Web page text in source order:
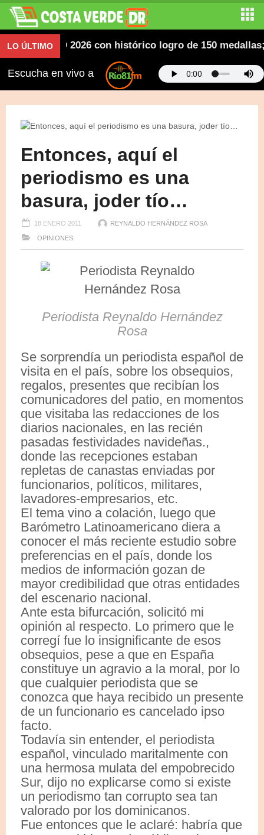
LO ÚLTIMOSD 2026 con histórico logro de 150 medallas;
Escucha en vivo a
Entonces, aquí el
periodismo es una
basura, joder tío…
18 ENERO 2011 REYNALDO HERNÁNDEZ ROSA
OPINIONES
Periodista Reynaldo Hernández
Rosa
Se sorprendía un periodista español de
visita en el país, sobre los obsequios,
regalos, presentes que recibían los
comunicadores del patio, en momentos
que visitaba las redacciones de los
diarios nacionales, en las recién
pasadas festividades navideñas.,
donde las recepciones estaban
repletas de canastas enviadas por
funcionarios, políticos, militares,
lavadores-empresarios, etc.
El tema vino a colación, luego que
Barómetro Latinoamericano diera a
conocer el más reciente estudio sobre
preferencias en el país, donde los
medios de información gozan de
mayor credibilidad que otras entidades
del escenario nacional.
Ante esta bifurcación, solicitó mi
opinión al respecto. Lo primero que le
corregí fue lo insignificante de esos
obsequios, pese a que en España
constituye un agravio a la moral, por lo
que cualquier periodista que se
conozca que haya recibido un presente
de un funcionario es cancelado ipso
facto.
Todavía sin entender, el periodista
español, vinculado maritalmente con
una hermosa mulata del empobrecido
Sur, dijo no explicarse como si existe
un periodismo tan corrupto sea tan
valorado por los dominicanos.
Fue entonces que le aclaré: habría que